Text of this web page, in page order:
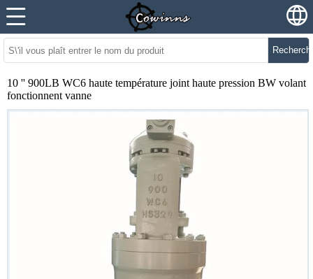
10 '' 900LB WC6 haute température joint haute pression BW volant
fonctionnent vanne